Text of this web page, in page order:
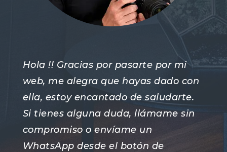
Hola !! Gracias por pasarte por mi
web, me alegra que hayas dado con
ella, estoy encantado de saludarte.
Si tienes alguna duda, llámame sin
compromiso o envíame un
WhatsApp desde el botón de